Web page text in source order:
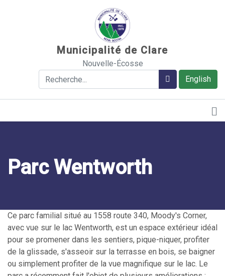
Municipalité de Clare
Nouvelle-Écosse
English
Rechercher Rechercher
Parc Wentworth
Ce parc familial situé au 1558 route 340, Moody's Corner,
avec vue sur le lac Wentworth, est un espace extérieur idéal
pour se promener dans les sentiers, pique-niquer, profiter
de la glissade, s'asseoir sur la terrasse en bois, se baigner
ou simplement profiter de la vue magnifique sur le lac. Le